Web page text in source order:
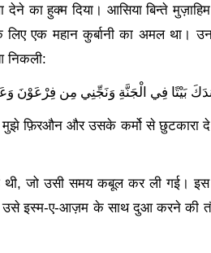
का हुक्म दिया। आसिया बिन्ते
एक महान कुर्बानी का अमल था।
निकली:
بَيْتًا فِي الْجَنَّةِ وَنَجِّنِي مِن فِرْعَوْنَ
फ़िरऔन और उसके कर्मो से छुटकारा
, जो उसी समय कबूल कर ली गई। इस
उसे इस्म-ए-आज़म के साथ दुआ करने की